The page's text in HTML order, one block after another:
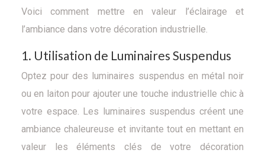
Voici comment mettre en valeur l’éclairage et
l’ambiance dans votre décoration industrielle.
1. Utilisation de Luminaires Suspendus
Optez pour des luminaires suspendus en métal noir
ou en laiton pour ajouter une touche industrielle chic à
votre espace. Les luminaires suspendus créent une
ambiance chaleureuse et invitante tout en mettant en
valeur les éléments clés de votre décoration